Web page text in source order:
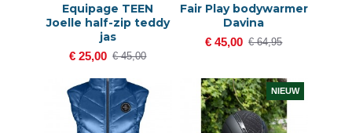
Equipage TEEN
Joelle half-zip teddy
jas
€ 25,00 € 45,00
Fair Play bodywarmer
Davina
€ 45,00 € 64,95
NIEUW